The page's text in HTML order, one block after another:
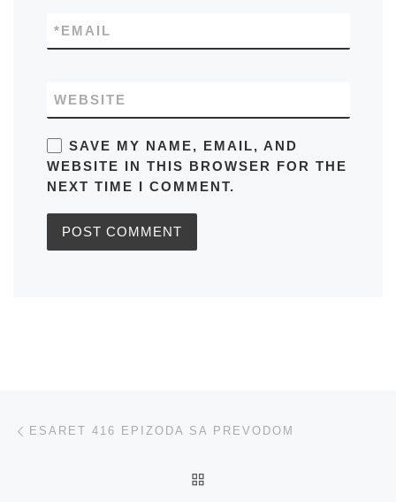
EMAIL
*
WEBSITE
SAVE MY NAME, EMAIL, AND
WEBSITE IN THIS BROWSER FOR THE
NEXT TIME I COMMENT.
Post navigation
ESARET 416 EPIZODA SA PREVODOM